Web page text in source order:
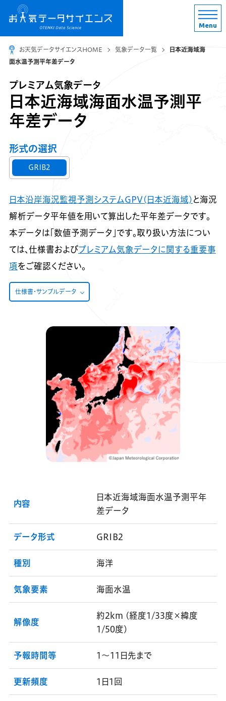
Menu
お天気データサイエンスHOME 気象データ一覧
日本近海域海
面水温予測平年差データ
プレミアム気象データ
日本近海域海面水温予測平
年差データ
形式の選択
GRIB2
日本沿岸海況監視予測システムGPV(日本近海域)と海況
解析データ平年値を用いて算出した平年差データです。
本データは「数値予測データ」です。取り扱い方法につい
ては、仕様書およびプレミアム気象データに関する重要事
項をご確認ください。
仕様書・サンプルデータ
内容
日本近海域海面水温予測平年
差データ
データ形式 GRIB2
種別 海洋
気象要素 海面水温
解像度
約2km (経度1/33度×緯度
1/50度)
予報時間等 1～11日先まで
更新頻度 1日1回